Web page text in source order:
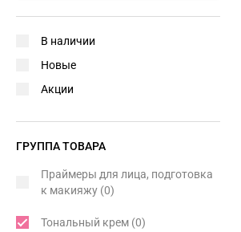
В наличии
Новые
Акции
ГРУППА ТОВАРА
Праймеры для лица, подготовка
к макияжу (0)
Тональный крем (0)